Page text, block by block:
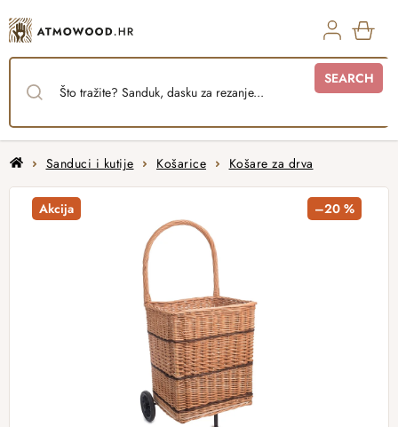
to
content
SEARCH
HomeSanduci i kutije Košarice Košare za drva
Akcija –20 %